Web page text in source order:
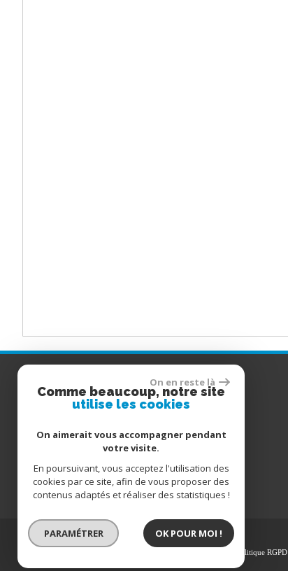
06 76 78 72 35
E-mail pierre.immo@orange.fr
80310 Picquigny
© 2026 | Tous droits réservés | Traduction powered by Google
Politique RGPD
On en reste là
Comme beaucoup, notre site
utilise les cookies
On aimerait vous accompagner pendant
votre visite.
En poursuivant, vous acceptez l'utilisation des
cookies par ce site, afin de vous proposer des
contenus adaptés et réaliser des statistiques !
PARAMÉTRER OK POUR MOI !